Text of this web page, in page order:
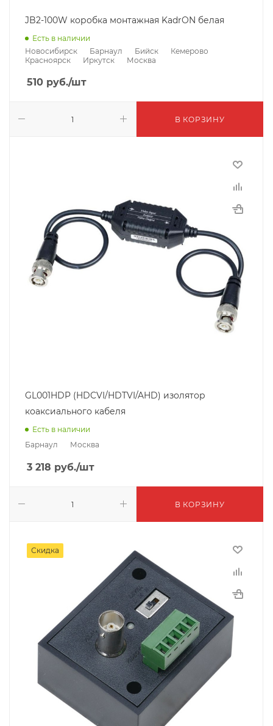
JB2-100W коробка монтажная KadrON белая
Есть в наличии
Новосибирск
Барнаул Бийск
Кемерово
Красноярск
Иркутск Москва
510 руб./шт
В КОРЗИНУ
GL001HDP (HDCVI/HDTVI/AHD) изолятор
коаксиального кабеля
Есть в наличии
Барнаул
Москва
3 218 руб./шт
В КОРЗИНУ
Скидка